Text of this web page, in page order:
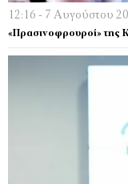
12:16 - 7 Αυγούστου
«Πρασινοφρουροί» της